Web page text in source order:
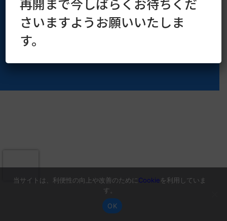
再開まで今しばらくお待ちくだ
さいますようお願いいたしま
す。
当サイトは、利便性の向上や改善のためにCookieを利用していま
す。
OK